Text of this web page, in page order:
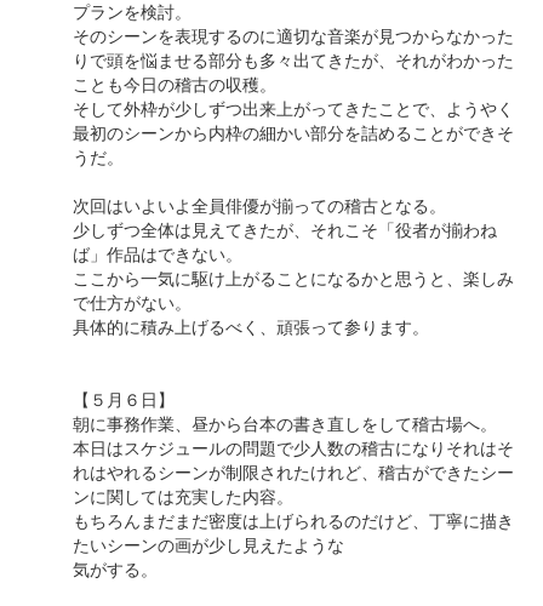
プランを検討。
そのシーンを表現するのに適切な音楽が見つからなかった
りで頭を悩ませる部分も多々出てきたが、それがわかった
ことも今日の稽古の収穫。
そして外枠が少しずつ出来上がってきたことで、ようやく
最初のシーンから内枠の細かい部分を詰めることができそ
うだ。
次回はいよいよ全員俳優が揃っての稽古となる。
少しずつ全体は見えてきたが、それこそ「役者が揃わね
ば」作品はできない。
ここから一気に駆け上がることになるかと思うと、楽しみ
で仕方がない。
具体的に積み上げるべく、頑張って参ります。
【５月６日】
朝に事務作業、昼から台本の書き直しをして稽古場へ。
本日はスケジュールの問題で少人数の稽古になりそれはそ
れはやれるシーンが制限されたけれど、稽古ができたシー
ンに関しては充実した内容。
もちろんまだまだ密度は上げられるのだけど、丁寧に描き
たいシーンの画が少し見えたような
気がする。